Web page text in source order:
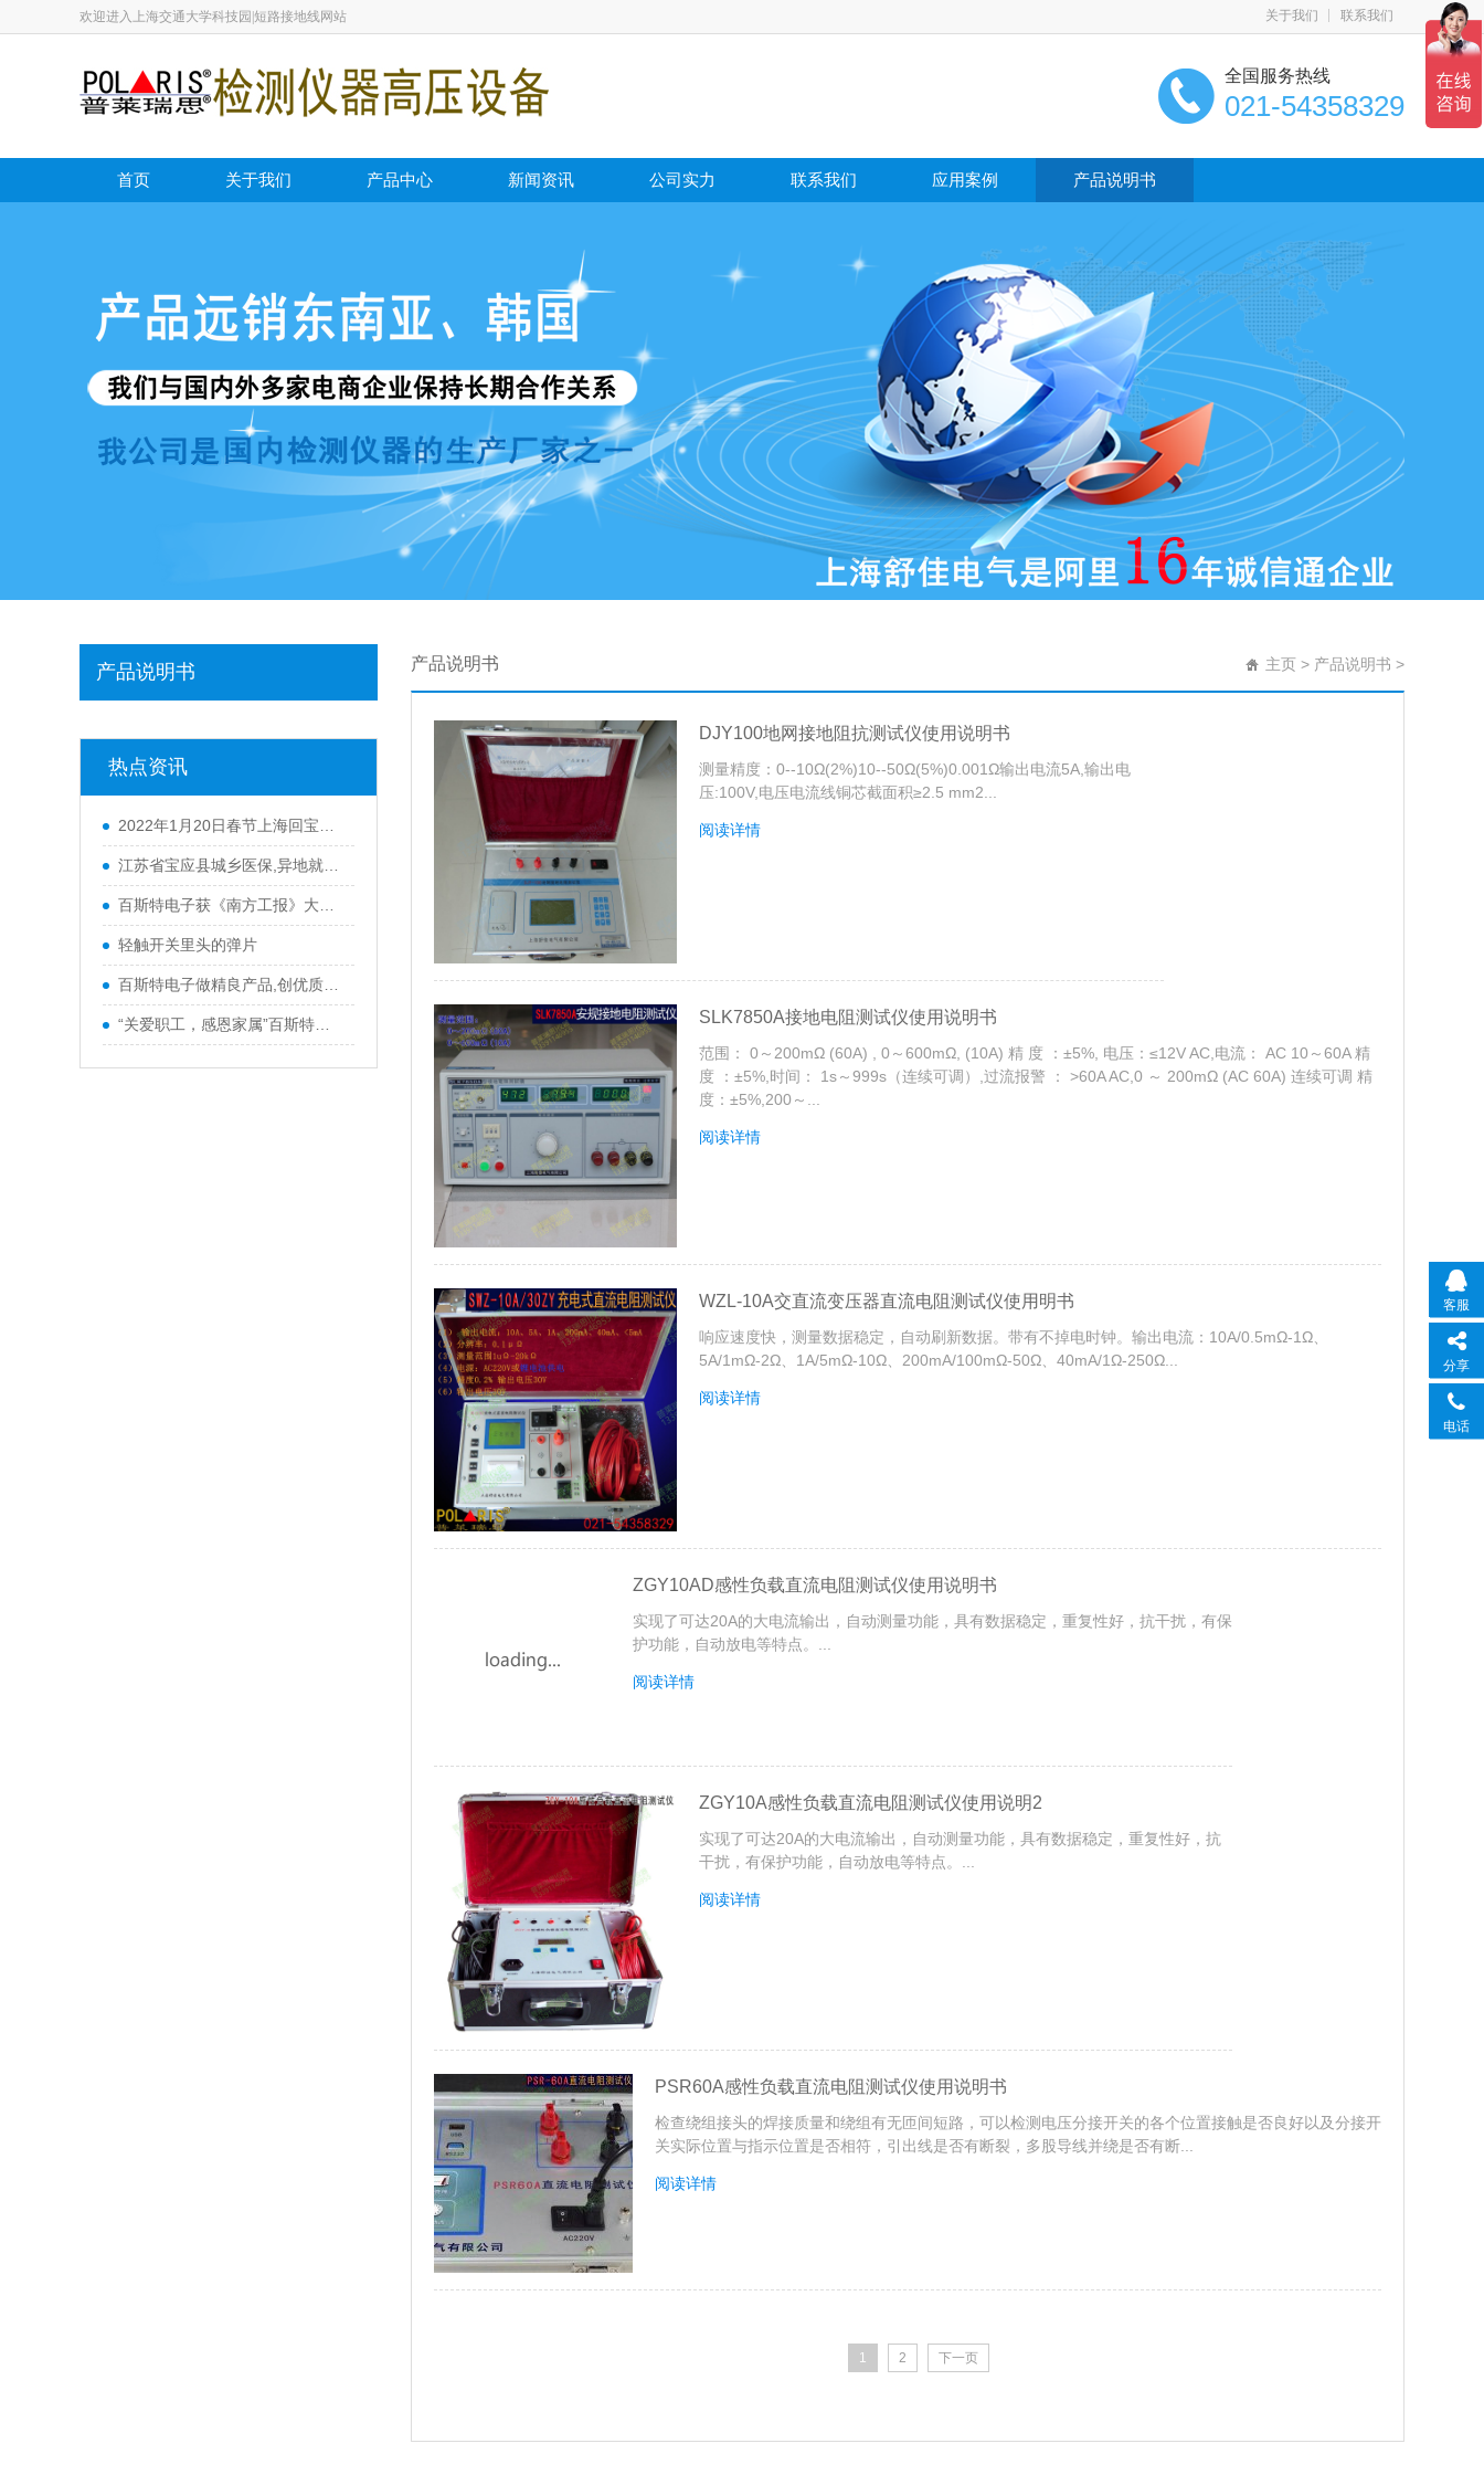
欢迎进入上海交通大学科技园|短路接地线网站 关于我们 联系我们
全国服务热线
021-54358329
首页 关于我们 产品中心 新闻资讯 公司实力 联系我们 应用案例 产品说明书
产品说明书
热点资讯
2022年1月20日春节上海回宝应防疫政策
江苏省宝应县城乡医保,异地就医材料
百斯特电子获《南方工报》大篇幅报
轻触开关里头的弹片
百斯特电子做精良产品,创优质品牌
“关爱职工，感恩家属”百斯特优秀
产品说明书 主页 > 产品说明书 >
DJY100地网接地阻抗测试仪使用说明书
测量精度：0--10Ω(2%)10--50Ω(5%)0.001Ω输出电流5A,输出电
压:100V,电压电流线铜芯截面积≥2.5 mm2...
阅读详情
SLK7850A接地电阻测试仪使用说明书
范围： 0～200mΩ (60A) , 0～600mΩ, (10A) 精 度 ：±5%, 电压：≤12V AC,电流： AC 10～60A 精
度 ：±5%,时间： 1s～999s（连续可调）,过流报警 ： >60A AC,0 ～ 200mΩ (AC 60A) 连续可调 精
度：±5%,200～...
阅读详情
WZL-10A交直流变压器直流电阻测试仪使用明书
响应速度快，测量数据稳定，自动刷新数据。带有不掉电时钟。输出电流：10A/0.5mΩ-1Ω、
5A/1mΩ-2Ω、1A/5mΩ-10Ω、200mA/100mΩ-50Ω、40mA/1Ω-250Ω...
阅读详情
ZGY10AD感性负载直流电阻测试仪使用说明书
实现了可达20A的大电流输出，自动测量功能，具有数据稳定，重复性好，抗干扰，有保
护功能，自动放电等特点。...
阅读详情
ZGY10A感性负载直流电阻测试仪使用说明2
实现了可达20A的大电流输出，自动测量功能，具有数据稳定，重复性好，抗
干扰，有保护功能，自动放电等特点。...
阅读详情
PSR60A感性负载直流电阻测试仪使用说明书
检查绕组接头的焊接质量和绕组有无匝间短路，可以检测电压分接开关的各个位置接触是否良好以及分接开
关实际位置与指示位置是否相符，引出线是否有断裂，多股导线并绕是否有断...
阅读详情
1 2 下一页
客服
分享
电话